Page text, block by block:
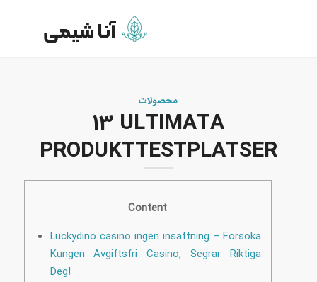
محصولات
13 ULTIMATA
PRODUKTTESTPLATSER
Content
Luckydino casino ingen insättning – Försöka
Kungen Avgiftsfri Casino, Segrar Riktiga
Deg!